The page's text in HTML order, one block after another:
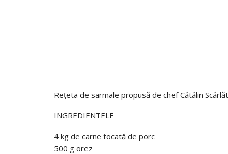
Rețeta de sarmale propusă de chef Cătălin
INGREDIENTELE
4 kg de carne tocată de porc
500 g orez